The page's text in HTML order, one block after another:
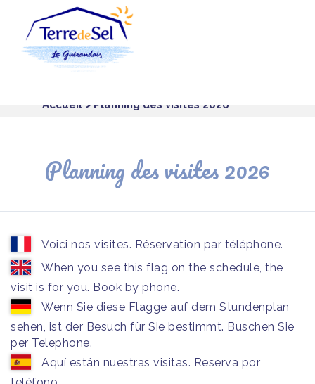
Accueil> Planning des visites 2026
Planning des visites 2026
Voici nos visites. Réservation par téléphone.
When you see this flag on the schedule, the
visit is for you. Book by phone.
Wenn Sie diese Flagge auf dem Stundenplan
sehen, ist der Besuch für Sie bestimmt. Buschen Sie
per Telephone.
Aquí están nuestras visitas. Reserva por
Panneau de gestion des cookies